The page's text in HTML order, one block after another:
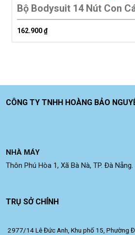
Bộ Bodysuit 14 Nút Con
162.900₫
CÔNG TY TNHH HOÀNG BẢO
NHÀ MÁY
Thôn Phú Hòa 1, Xã Bà Nà, TP. Đà Nẵng.
TRỤ SỞ CHÍNH
2977/14 Lê Đức Anh, Khu phố 15, Phường